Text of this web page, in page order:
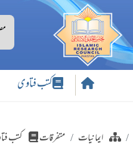
کتب فتاوی
ایمانیات متفرقات کتب